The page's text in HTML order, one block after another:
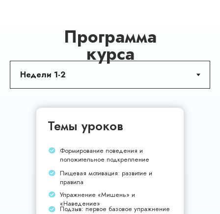
Программа
курса
Темы уроков
Формирование поведения и
положительное подкрепление
Пищевая мотивация: развитие и
правила
Упражнение «Мишень» и
«Наведение»
Подзыв: первое базовое упражнение